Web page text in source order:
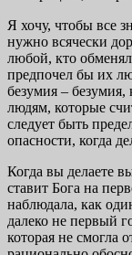
Я хочу, чтобы все
нужно всячески
любой, кто
предпочел бы их
безумия – безумия,
людям, которые
следует быть
опасности, когда
Когда вы делаете
ставит Бога на
наблюдала, как
далеко не первый
которая не смогла